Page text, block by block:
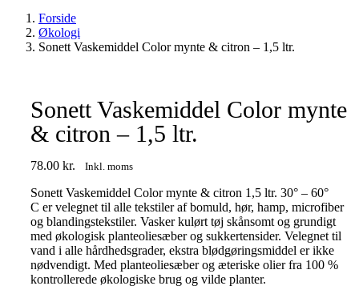
Forside
Økologi
Sonett Vaskemiddel Color mynte & citron – 1,5 ltr.
Sonett Vaskemiddel Color mynte
& citron – 1,5 ltr.
78.00 kr. Inkl. moms
Sonett Vaskemiddel Color mynte & citron 1,5 ltr. 30° – 60°
C er velegnet til alle tekstiler af bomuld, hør, hamp, microfiber
og blandingstekstiler. Vasker kulørt tøj skånsomt og grundigt
med økologisk planteoliesæber og sukkertensider. Velegnet til
vand i alle hårdhedsgrader, ekstra blødgøringsmiddel er ikke
nødvendigt. Med planteoliesæber og æteriske olier fra 100 %
kontrollerede økologiske brug og vilde planter.